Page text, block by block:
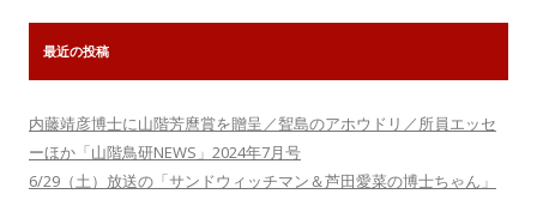
最近の投稿
内藤靖彦博士に山階芳麿賞を贈呈／聟島のアホウドリ／所員エッセ
ーほか「山階鳥研NEWS」2024年7月号
6/29（土）放送の「サンドウィッチマン＆芦田愛菜の博士ちゃん」